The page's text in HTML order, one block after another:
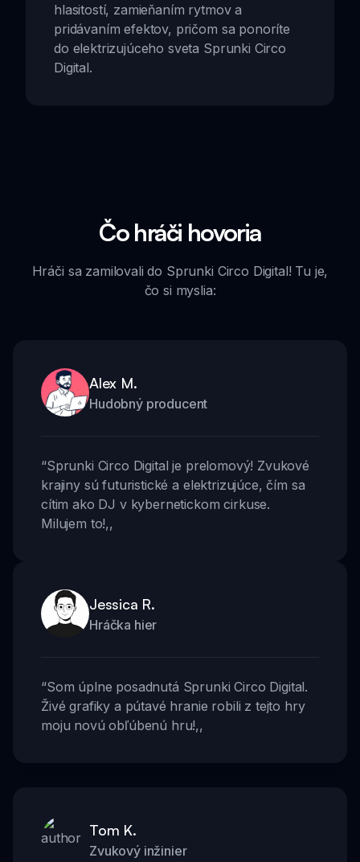
hlasitostí, zamieňaním rytmov a
pridávaním efektov, pričom sa ponoríte
do elektrizujúceho sveta Sprunki Circo
Digital.
Čo hráči hovoria
Hráči sa zamilovali do Sprunki Circo Digital! Tu je,
čo si myslia:
Alex M.
Hudobný producent
“Sprunki Circo Digital je prelomový! Zvukové
krajiny sú futuristické a elektrizujúce, čím sa
cítim ako DJ v kybernetickom cirkuse.
Milujem to!,,
Jessica R.
Hráčka hier
“Som úplne posadnutá Sprunki Circo Digital.
Živé grafiky a pútavé hranie robili z tejto hry
moju novú obľúbenú hru!,,
Tom K.
Zvukový inžinier